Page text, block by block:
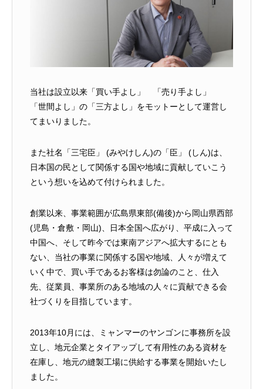
当社は設立以来「買い手よし」 「売り手よし」
「世間よし」の「三方よし」をモットーとして運営し
てまいりました。
また社名「三宅臣」 (みやけしん)の「臣」 (しん)は、
日本国の民として関係する国や地域に貢献していこう
という想いを込めて付けられました。
創業以来、事業範囲が広島県東部(備後)から岡山県西部
(児島・倉敷・岡山)、日本全国へ広がり、平成に入って
中国へ、そして昨今では東南アジアへ拡大するにとも
ない、当社の事業に関係する国や地域、人々が増えて
いく中で、買い手であるお客様は勿論のこと、仕入
先、従業員、事業所のある地域の人々に貢献できる会
社づくりを目指しています。
2013年10月には、ミャンマーのヤンゴンに事務所を設
立し、地元企業とタイアップして有用性のある資材を
在庫し、地元の縫製工場に供給する事業を開始いたし
ました。